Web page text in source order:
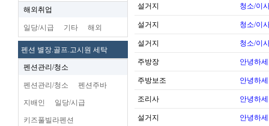
해외취업
일당/시급 기타 해외
펜션 별장.골프.고시원 세탁
펜션관리/청소
펜션관리/청소 펜션주바
지배인 일당/시급
키즈풀빌라펜션
설거지 청소/이
설거지 청소/이
설거지 청소/이
주방장 안녕하
주방보조 안녕하
조리사 안녕하
설거지 안녕하